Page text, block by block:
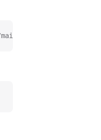
oalive.sh -o